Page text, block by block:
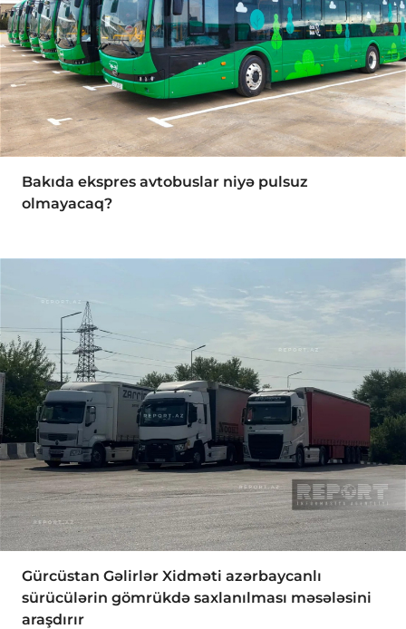
Bakıda ekspres avtobuslar niyə pulsuz
olmayacaq?
Gürcüstan Gəlirlər Xidməti azərbaycanlı
sürücülərin gömrükdə saxlanılması məsələsini
araşdırır